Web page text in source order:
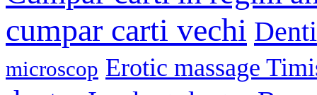
cumpar carti vechi
microscop Erotic massage